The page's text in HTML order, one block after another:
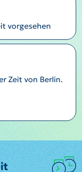
vorgesehen
Zeit von Berlin.